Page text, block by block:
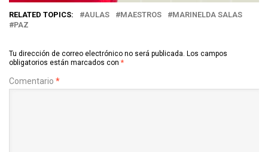
RELATED TOPICS: AULAS MAESTROS
MARINELDA SALAS
PAZ
Tu dirección de correo electrónico no será publicada. Los campos
obligatorios están marcados con *
Comentario *